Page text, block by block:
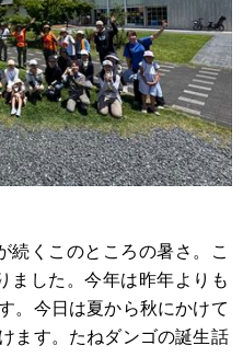
続くこのところの暑さ。こ
ました。今年は昨年よりも
。今日は夏から秋にかけて
ます。たねダンゴの誕生話